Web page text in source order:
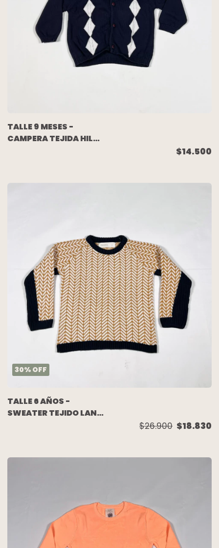
TALLE 9 MESES -
CAMPERA TEJIDA HILO
$14.500
30% OFF
TALLE 6 AÑOS -
SWEATER TEJIDO LANA
$26.900 $18.830